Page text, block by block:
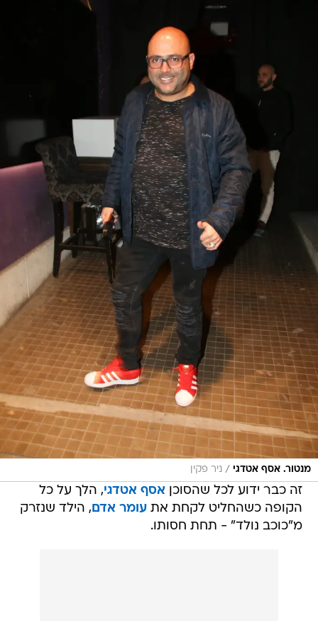
מנטור. אסף אטדגי / ניר פקין
זה כבר ידוע לכל שהסוכן אסף אטדגי, הלך על כל
הקופה כשהחליט לקחת אתעומר אדם, הילד שנזרק
מ"כוכב נולד" - תחת חסותו.